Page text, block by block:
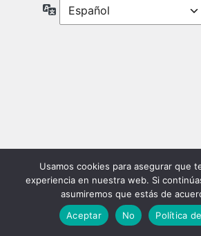
Idioma
Usamos cookies para asegurar que
experiencia en nuestra web. Si
asumiremos que estás de
Aceptar
No Política